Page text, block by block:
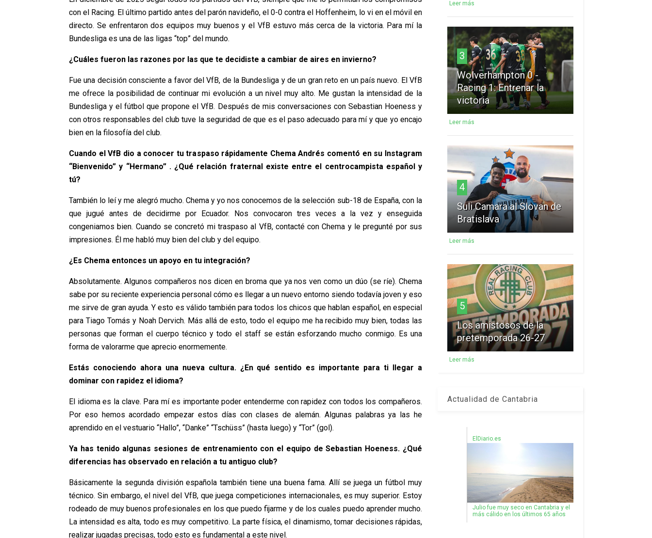
con el Racing. El último partido antes del parón navideño, el 0-0 contra el Hoffenheim, lo vi en el móvil en
directo. Se enfrentaron dos equipos muy buenos y el VfB estuvo más cerca de la victoria. Para mí la
Bundesliga es una de las ligas “top” del mundo.
¿Cuáles fueron las razones por las que te decidiste a cambiar de aires en invierno?
Fue una decisión consciente a favor del VfB, de la Bundesliga y de un gran reto en un país nuevo. El VfB
me ofrece la posibilidad de continuar mi evolución a un nivel muy alto. Me gustan la intensidad de la
Bundesliga y el fútbol que propone el VfB. Después de mis conversaciones con Sebastian Hoeness y
con otros responsables del club tuve la seguridad de que es el paso adecuado para mí y que yo encajo
bien en la filosofía del club.
Cuando el VfB dio a conocer tu traspaso rápidamente Chema Andrés comentó en su Instagram
“Bienvenido” y “Hermano” . ¿Qué relación fraternal existe entre el centrocampista español y
tú?
También lo leí y me alegró mucho. Chema y yo nos conocemos de la selección sub-18 de España, con la
que jugué antes de decidirme por Ecuador. Nos convocaron tres veces a la vez y enseguida
congeniamos bien. Cuando se concretó mi traspaso al VfB, contacté con Chema y le pregunté por sus
impresiones. Él me habló muy bien del club y del equipo.
¿Es Chema entonces un apoyo en tu integración?
Absolutamente. Algunos compañeros nos dicen en broma que ya nos ven como un dúo (se ríe). Chema
sabe por su reciente experiencia personal cómo es llegar a un nuevo entorno siendo todavía joven y eso
me sirve de gran ayuda. Y esto es válido también para todos los chicos que hablan español, en especial
para Tiago Tomás y Noah Dervich. Más allá de esto, todo el equipo me ha recibido muy bien, todas las
personas que forman el cuerpo técnico y todo el staff se están esforzando mucho conmigo. Es una
forma de valorarme que aprecio enormemente.
Estás conociendo ahora una nueva cultura. ¿En qué sentido es importante para ti llegar a
dominar con rapidez el idioma?
El idioma es la clave. Para mí es importante poder entenderme con rapidez con todos los compañeros.
Por eso hemos acordado empezar estos días con clases de alemán. Algunas palabras ya las he
aprendido en el vestuario “Hallo”, “Danke” “Tschüss” (hasta luego) y “Tor” (gol).
Ya has tenido algunas sesiones de entrenamiento con el equipo de Sebastian Hoeness. ¿Qué
diferencias has observado en relación a tu antiguo club?
Básicamente la segunda división española también tiene una buena fama. Allí se juega un fútbol muy
técnico. Sin embargo, el nivel del VfB, que juega competiciones internacionales, es muy superior. Estoy
rodeado de muy buenos profesionales en los que puedo fijarme y de los cuales puedo aprender mucho.
La intensidad es alta, todo es muy competitivo. La parte física, el dinamismo, tomar decisiones rápidas,
realizar jugadas precisas, todo esto es fundamental a este nivel.
Leer más
3
Wolverhampton 0 -
Racing 1: Entrenar la
victoria
Leer más
4
Suli Camara al Slovan de
Bratislava
Leer más
5
Los amistosos de la
pretemporada 26-27
Leer más
Actualidad de Cantabria
ElDiario.es
Julio fue muy seco en Cantabria y el
más cálido en los últimos 65 años